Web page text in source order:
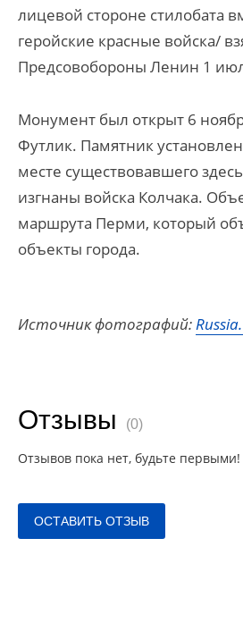
лицевой стороне стилобата
геройские красные войска/
Предсовобороны Ленин 1
Монумент был открыт 6
Футлик. Памятник
месте существовавшего
изгнаны войска Колчака.
маршрута Перми, который
объекты города.
Источник фотографий:
Отзывы (0)
Отзывов пока нет, будьте первыми!
ОСТАВИТЬ ОТЗЫВ